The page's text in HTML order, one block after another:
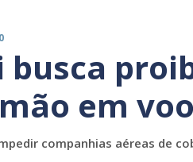
busca
em
companhias aéreas de